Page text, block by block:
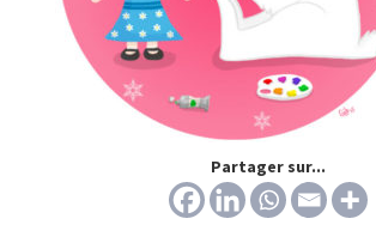
Partager sur...